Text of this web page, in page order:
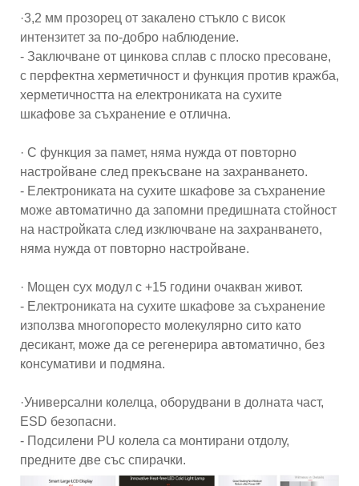
·3,2 мм прозорец от закалено стъкло с висок
интензитет за по-добро наблюдение.
- Заключване от цинкова сплав с плоско пресоване,
с перфектна херметичност и функция против кражба,
херметичността на електрониката на сухите
шкафове за съхранение е отлична.
· С функция за памет, няма нужда от повторно
настройване след прекъсване на захранването.
- Електрониката на сухите шкафове за съхранение
може автоматично да запомни предишната стойност
на настройката след изключване на захранването,
няма нужда от повторно настройване.
· Мощен сух модул с +15 години очакван живот.
- Електрониката на сухите шкафове за съхранение
използва многопоресто молекулярно сито като
десикант, може да се регенерира автоматично, без
консумативи и подмяна.
·Универсални колелца, оборудвани в долната част,
ESD безопасни.
- Подсилени PU колела са монтирани отдолу,
предните две със спирачки.